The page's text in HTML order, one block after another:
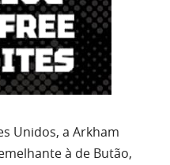
Unidos, a Arkham
à de Butão,